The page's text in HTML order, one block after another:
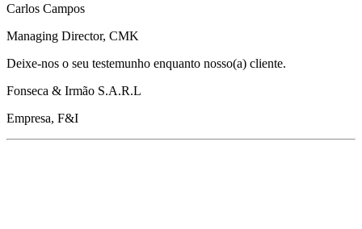
Carlos Campos
Managing Director, CMK
Deixe-nos o seu testemunho enquanto nosso(a) cliente.
Fonseca & Irmão S.A.R.L
Empresa, F&I